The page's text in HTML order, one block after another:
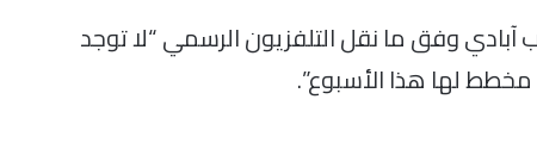
آبادي وفق ما نقل التلفزيون الرسمي “لا توجد
لها هذا الأسبوع”.